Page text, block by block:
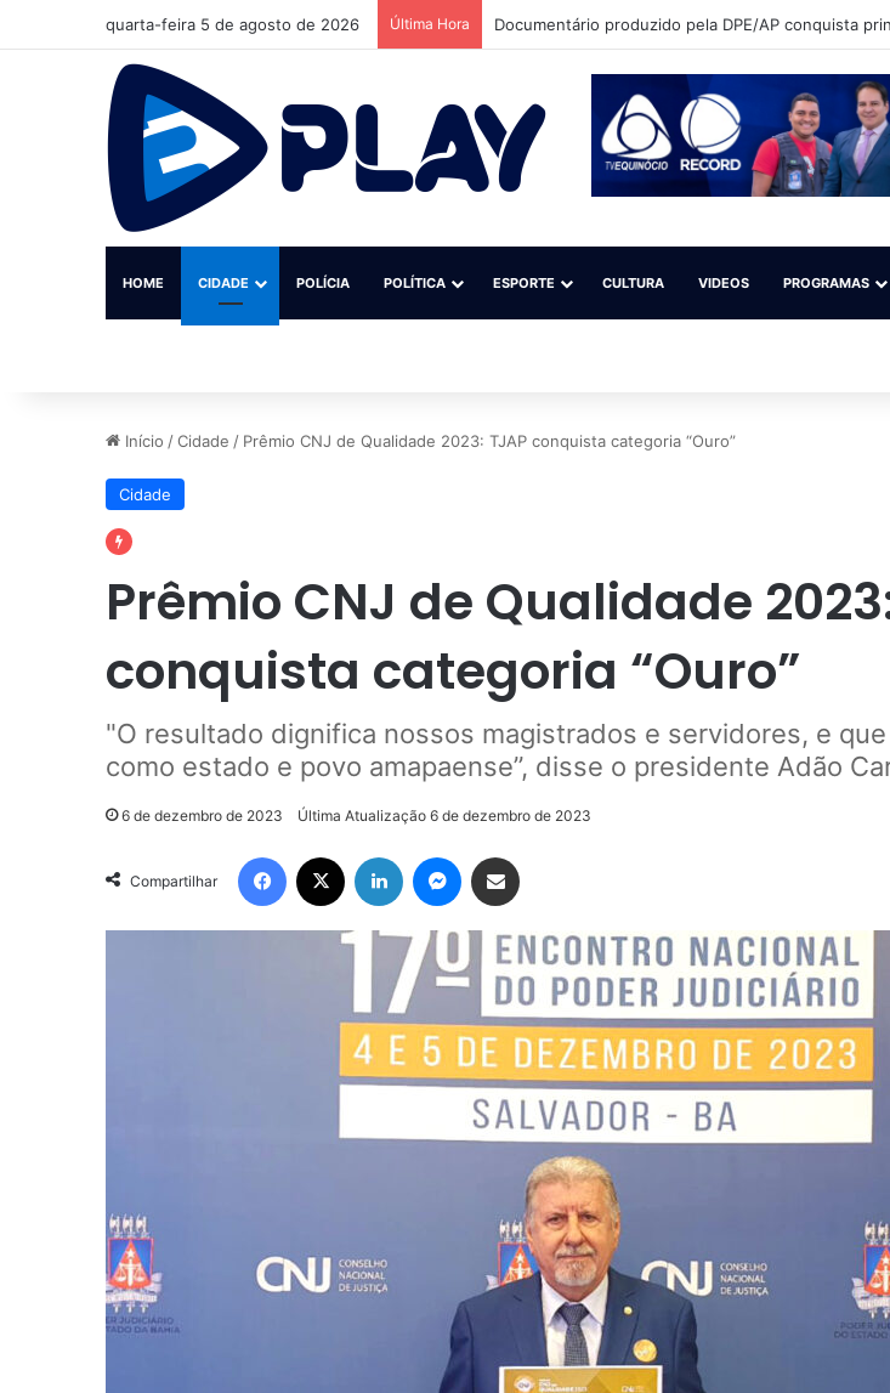
quarta-feira 5 de agosto de 2026 Última Hora Documentário produzido pela DPE/AP conquista
HOME CIDADE POLÍCIA POLÍTICA ESPORTE CULTURA VIDEOS PROGRAMAS
Início /Cidade / Prêmio CNJ de Qualidade 2023: TJAP conquista categoria “Ouro”
Cidade
Prêmio CNJ de Qualidade
conquista categoria “Ouro”
"O resultado dignifica nossos magistrados e servidores, e
como estado e povo amapaense”, disse o presidente Adão
6 de dezembro de 2023 Última Atualização 6 de dezembro de 2023
Compartilhar
Facebook Linkedin Messenger